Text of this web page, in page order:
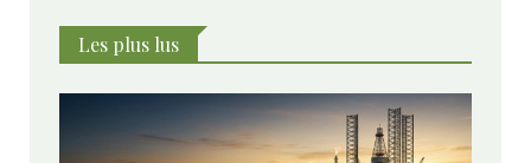
Les plus lus